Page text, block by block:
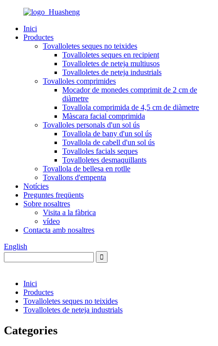
Inici
Productes
Tovalloletes seques no teixides
Tovalloletes seques en recipient
Tovalloletes de neteja multiusos
Tovalloletes de neteja industrials
Tovalloles comprimides
Mocador de monedes comprimit de 2 cm de
diàmetre
Tovallola comprimida de 4,5 cm de diàmetre
Màscara facial comprimida
Tovalloles personals d'un sol ús
Tovallola de bany d'un sol ús
Tovallola de cabell d'un sol ús
Tovalloles facials seques
Tovalloletes desmaquillants
Tovallola de bellesa en rotlle
Tovallons d'empenta
Notícies
Preguntes freqüents
Sobre nosaltres
Visita a la fàbrica
vídeo
Contacta amb nosaltres
English
Inici
Productes
Tovalloletes seques no teixides
Tovalloletes de neteja industrials
Categories